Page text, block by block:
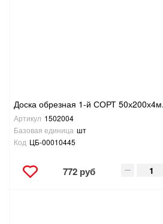
Доска обрезная 1-й СОРТ
Артикул 1502004
Базовая единица шт
Код ЦБ-00010445
772 руб